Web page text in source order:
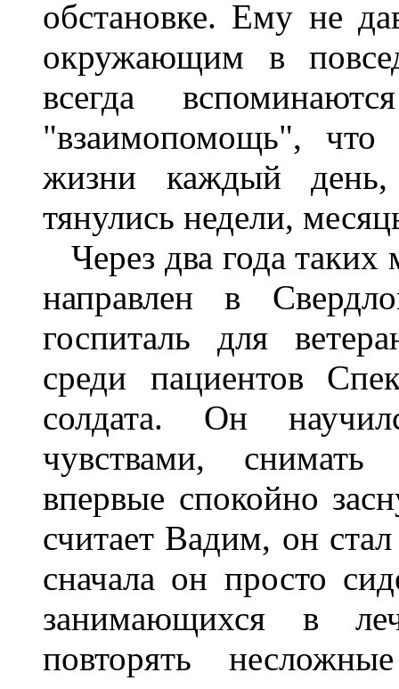
обстановке. Ему не
окружающим в
всегда
"взаимопомощь",
жизни каждый
тянулись недели,
Через два года
направлен в
госпиталь для
среди пациентов
солдата. Он
чувствами, снимать
впервые спокойно
считает Вадим, он
сначала он просто
занимающихся в
повторять